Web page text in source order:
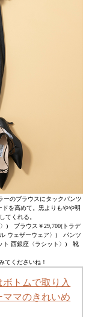
ーのブラウスにタックパンツ
を高めて。黒よりもやや明
てくれる。
) ブラウス￥29,700(トラデ
ウェザーウェア〉) パンツ
ト 西銀座〈ラシット〉) 靴
てくださいね！
トムで取り入
マのきれいめ